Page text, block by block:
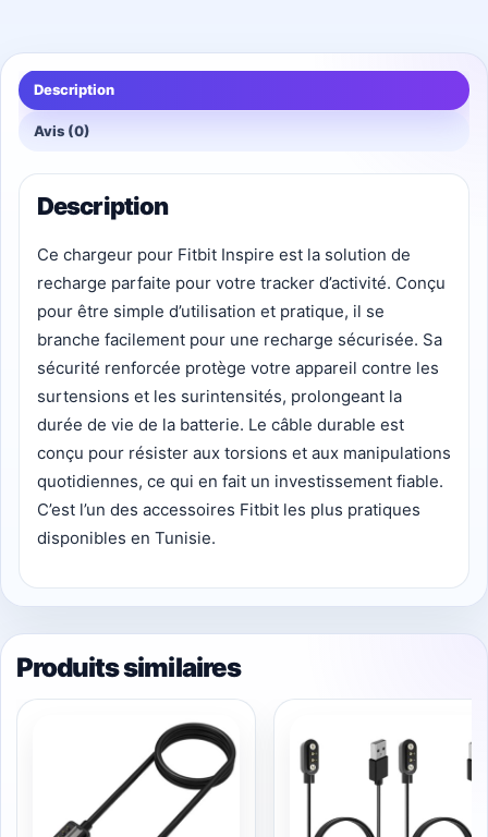
Description
Avis (0)
Description
Ce chargeur pour Fitbit Inspire est la solution de
recharge parfaite pour votre tracker d’activité. Conçu
pour être simple d’utilisation et pratique, il se
branche facilement pour une recharge sécurisée. Sa
sécurité renforcée protège votre appareil contre les
surtensions et les surintensités, prolongeant la
durée de vie de la batterie. Le câble durable est
conçu pour résister aux torsions et aux manipulations
quotidiennes, ce qui en fait un investissement fiable.
C’est l’un des accessoires Fitbit les plus pratiques
disponibles en Tunisie.
Produits similaires